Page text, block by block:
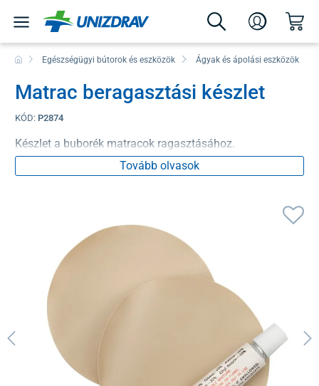
Egészségügyi bútorok és eszközök Ágyak és ápolási eszközök
Matrac beragasztási készlet
KÓD: P2874
Készlet a buborék matracok ragasztásához.
Tovább olvasok